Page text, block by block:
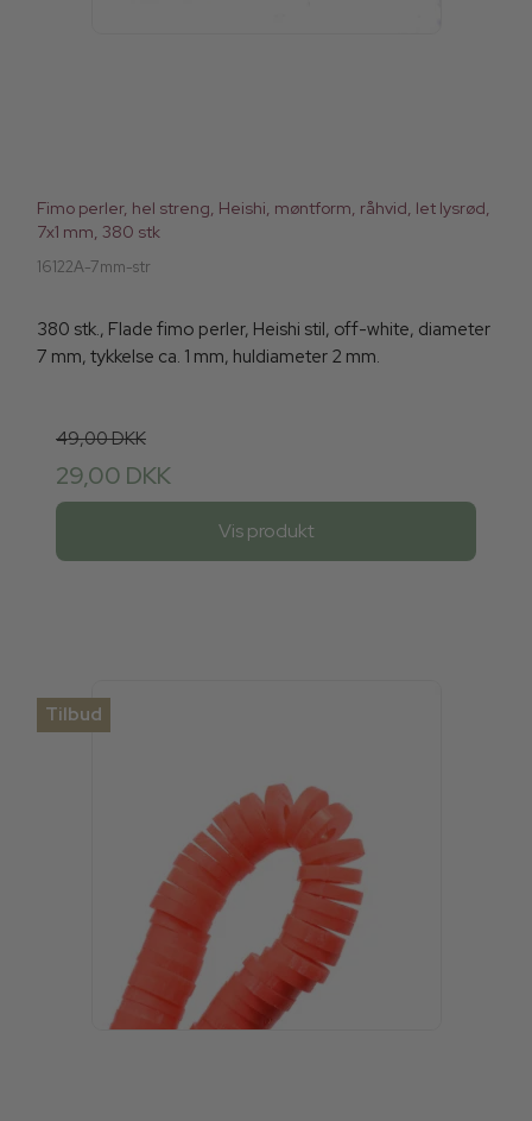
Fimo perler, hel streng, Heishi, møntform, råhvid, let lysrød,
7x1 mm, 380 stk
16122A-7mm-str
380 stk., Flade fimo perler, Heishi stil, off-white, diameter
7 mm, tykkelse ca. 1 mm, huldiameter 2 mm.
49,00 DKK
29,00 DKK
Vis produkt
Tilbud